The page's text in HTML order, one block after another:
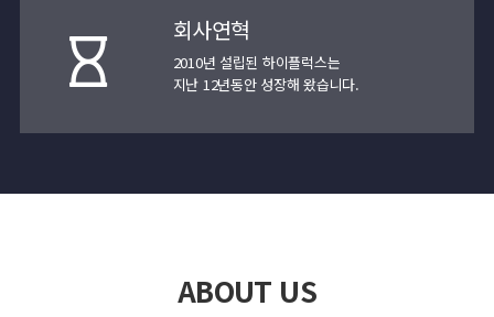
회사연혁
2010년 설립된 하이플럭스는
지난 12년동안 성장해 왔습니다.
ABOUT US